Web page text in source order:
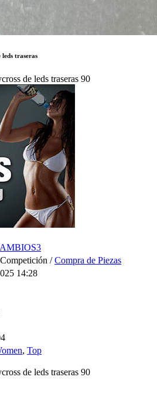
traseras
de leds traseras 90
/Compra de Piezas
14:28
, Top
de leds traseras 90